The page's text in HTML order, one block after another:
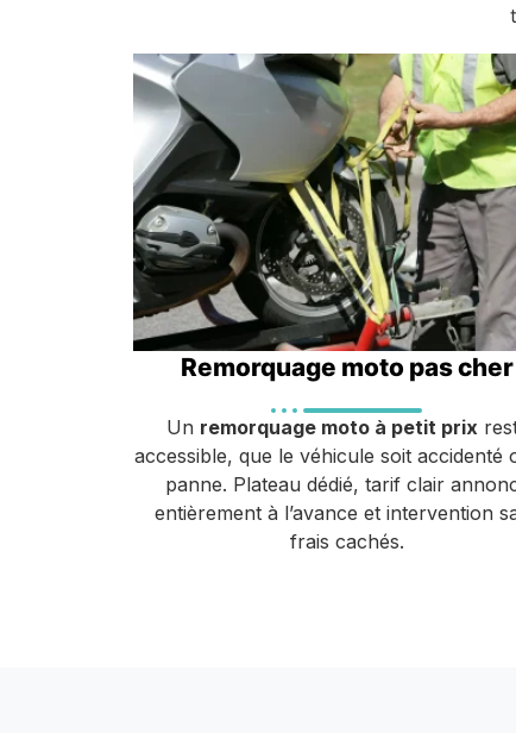
Remorquage moto pas cher
Un remorquage moto à petit prix
accessible, que le véhicule soit accidenté
panne. Plateau dédié, tarif clair
entièrement à l’avance et intervention
frais cachés.